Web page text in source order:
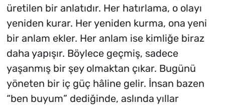
üretilen bir anlatıdır. Her hatırlama, o olayı
yeniden kurar. Her yeniden kurma, ona yeni
bir anlam ekler. Her anlam ise kimliğe biraz
daha yapışır. Böylece geçmiş, sadece
yaşanmış bir şey olmaktan çıkar. Bugünü
yöneten bir iç güç hâline gelir. İnsan bazen
“ben buyum” dediğinde, aslında yıllar